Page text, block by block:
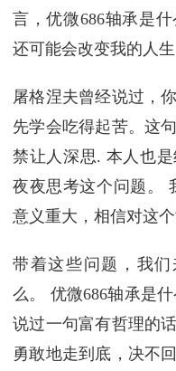
言，优微686轴承是
还可能会改变我的人生
屠格涅夫曾经说过，
先学会吃得起苦。这
禁让人深思. 本人也
夜夜思考这个问题。
意义重大，相信对这
带着这些问题，我
么。 优微686轴承是
说过一句富有哲理的
勇敢地走到底，决不